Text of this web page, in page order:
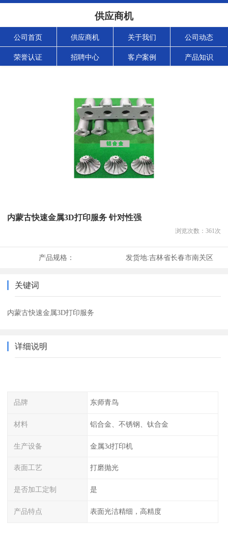
供应商机
公司首页 供应商机 关于我们 公司动态
荣誉认证 招聘中心 客户案例 产品知识
内蒙古快速金属3D打印服务 针对性强
浏览次数： 361次
产品规格： 发货地:吉林省长春市南关区
关键词
内蒙古快速金属3D打印服务
详细说明
品牌 东师青鸟
材料 铝合金、不锈钢、钛合金
生产设备 金属3d打印机
表面工艺 打磨抛光
是否加工定制 是
产品特点 表面光洁精细，高精度